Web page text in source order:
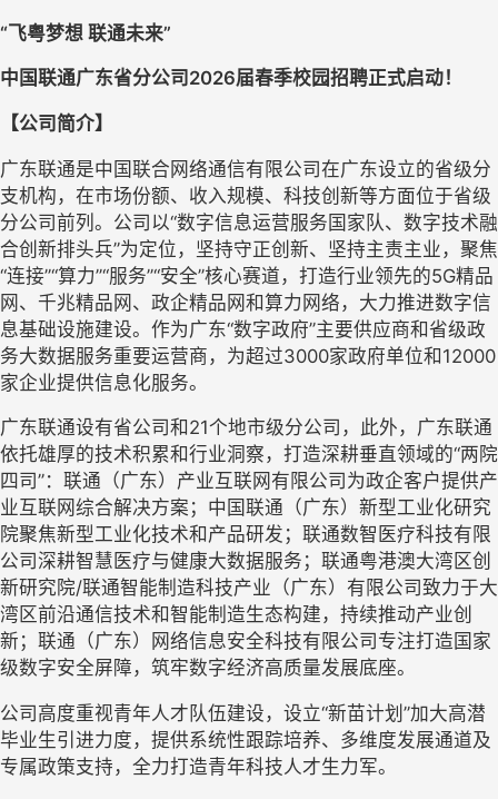
“飞粤梦想 联通未来”
中国联通广东省分公司 2026届春季校园招聘正式启动！
【公司简介】
广东联通是中国联合网络通信有限公司在广东设立的省级分
支机构，在市场份额、收入规模、 科技创新等方面位于省级
分公司前列 。公司以“数字信息运营服务国家队、数字技术融
合创新排头兵”为定位，坚持守正创新、坚持主责主业，聚焦
“连接”“算力”“服务”“安全”核心赛道 ，打造行业领先的5G精品
网 、千兆精品网、政企精品网和算力网络， 大力推进数字信
息基础设施建设。作为广东“数字政府”主要供应商和省级政
务大数据服务重要运营商，为超过3000家政府单位和12000
家企业提供信息化服务。
广东联通设有省公司和 21个地市级分公司，此外，广东联通
依托雄厚的技术积累和行业洞察，打造深耕垂直领域的“两院
四司”：联通（广东）产业互联网有限公司为政企客户提供产
业互联网综合解决方案；中国联通（广东）新型工业化研究
院聚焦新型工业化技术和产品研发 ；联通数智医疗科技有限
公司深耕智慧医疗与健康大数据服务；联通粤港澳大湾区创
新研究院/联通智能制造科技产业（广东）有限公司致力于大
湾区前沿通信技术和智能制造生态构建 ， 持续推动产业创
新 ；联通（广东）网络信息安全科技有限公司专注打造国家
级数字安全屏障，筑牢数字经济高质量发展底座。
公司高度重视青年人才 队伍建设 ， 设立“新苗计划”加大高潜
毕业生引进力度，提供系统性跟踪培养、 多维度发展通道及
专属政策支持，全力打造青年科技人才生力军。